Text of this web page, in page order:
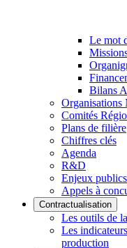
Le mot
Bilans
Organisations
Comités
Plans de filière
Chiffres clés
Agenda
R&D
Enjeux publics
Appels à
Contractualisation
Les outils de
Les
production